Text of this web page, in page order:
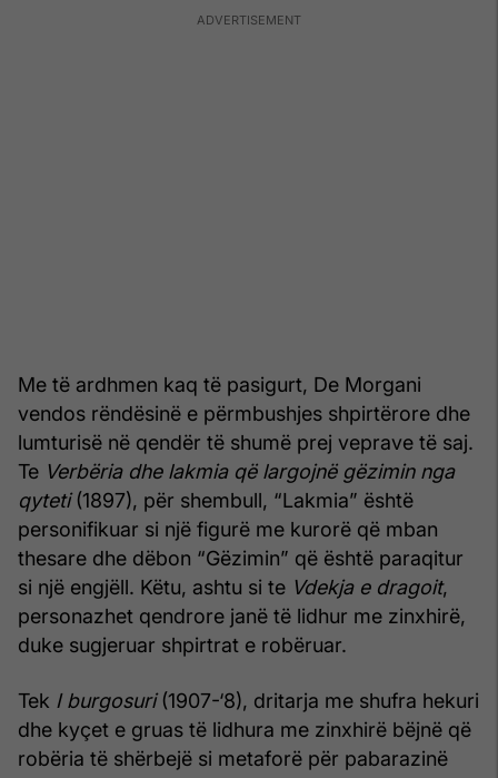
Me të ardhmen kaq të pasigurt, De Morgani
vendos rëndësinë e përmbushjes shpirtërore dhe
lumturisë në qendër të shumë prej veprave të saj.
Te Verbëria dhe lakmia që largojnë gëzimin nga
qyteti(1897), për shembull, “Lakmia” është
personifikuar si një figurë me kurorë që mban
thesare dhe dëbon “Gëzimin” që është paraqitur
si një engjëll. Këtu, ashtu si te Vdekja e dragoit,
personazhet qendrore janë të lidhur me zinxhirë,
duke sugjeruar shpirtrat e robëruar.
Tek I burgosuri(1907-‘8), dritarja me shufra hekuri
dhe kyçet e gruas të lidhura me zinxhirë bëjnë që
robëria të shërbejë si metaforë për pabarazinë